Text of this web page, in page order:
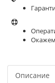
Описание